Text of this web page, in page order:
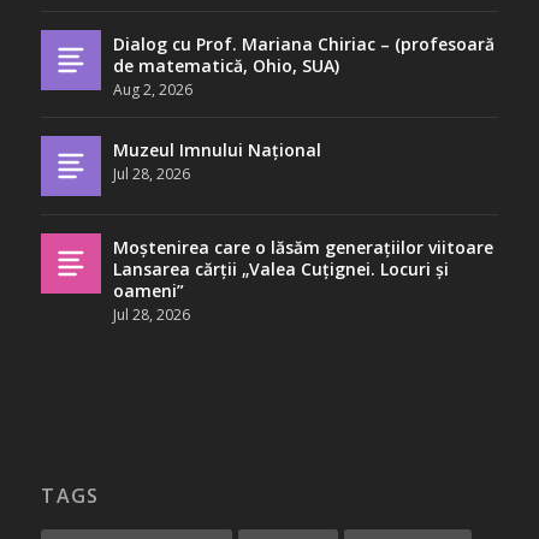
Dialog cu Prof. Mariana Chiriac – (profesoară
de matematică, Ohio, SUA)
Aug 2, 2026
Muzeul Imnului Național
Jul 28, 2026
Moștenirea care o lăsăm generațiilor viitoare
Lansarea cărții „Valea Cuțignei. Locuri și
oameni”
Jul 28, 2026
TAGS